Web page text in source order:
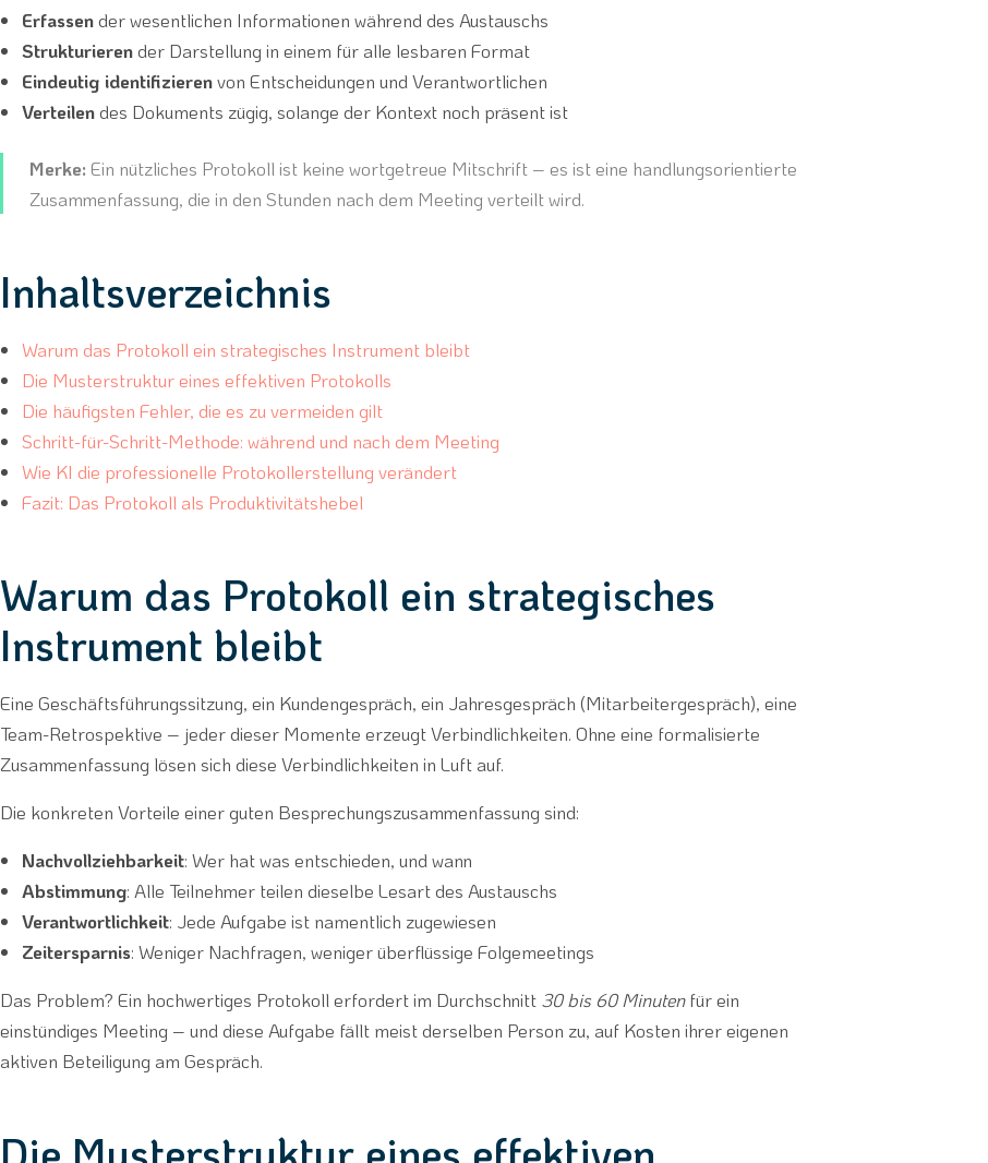
Erfassender wesentlichen Informationen während des Austauschs
Strukturierender Darstellung in einem für alle lesbaren Format
Eindeutig identifizierenvon Entscheidungen und Verantwortlichen
Verteilendes Dokuments zügig, solange der Kontext noch präsent ist
Merke: Ein nützliches Protokoll ist keine wortgetreue Mitschrift – es ist eine handlungsorientierte
Zusammenfassung, die in den Stunden nach dem Meeting verteilt wird.
Inhaltsverzeichnis
Warum das Protokoll ein strategisches Instrument bleibt
Die Musterstruktur eines effektiven Protokolls
Die häufigsten Fehler, die es zu vermeiden gilt
Schritt-für-Schritt-Methode: während und nach dem Meeting
Wie KI die professionelle Protokollerstellung verändert
Fazit: Das Protokoll als Produktivitätshebel
Warum das Protokoll ein strategisches
Instrument bleibt
Eine Geschäftsführungssitzung, ein Kundengespräch, ein Jahresgespräch (Mitarbeitergespräch), eine
Team-Retrospektive – jeder dieser Momente erzeugt Verbindlichkeiten. Ohne eine formalisierte
Zusammenfassung lösen sich diese Verbindlichkeiten in Luft auf.
Die konkreten Vorteile einer guten Besprechungszusammenfassung sind:
Nachvollziehbarkeit: Wer hat was entschieden, und wann
Abstimmung: Alle Teilnehmer teilen dieselbe Lesart des Austauschs
Verantwortlichkeit: Jede Aufgabe ist namentlich zugewiesen
Zeitersparnis: Weniger Nachfragen, weniger überflüssige Folgemeetings
Das Problem? Ein hochwertiges Protokoll erfordert im Durchschnitt 30 bis 60 Minutenfür ein
einstündiges Meeting – und diese Aufgabe fällt meist derselben Person zu, auf Kosten ihrer eigenen
aktiven Beteiligung am Gespräch.